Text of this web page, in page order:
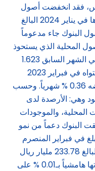
فقد انخفضت أصول
البنوك التجارية 0.24 % قياساً بمستواها في يناير 2024 البالغ
البنوك جاء مدعوماً
المحلية الذي يستحوذ
على النصيب الأكبر من الأصول وبلغ في الشهر السابق 1.623
تريليون ريال، بزيادة 5.57 % على مستواه في فبراير 2023
البالغ 1.537 تريليون ريال، رغم انخفاضه 0.36 % شهرياً. وحسب
فإن الأصول المحلية تضم 5 بنود وهي: الأرصدة لدى
المحلية، والموجودات
البنوك دعماً من نمو
سنوياً بنحو 14.12 % لتبلغ في فبراير المنصرم
266.78 مليار ريال، قياساً بمستواها البالغ 233.78 مليار ريال
بالشهر ذاته من العام السابق، مع زيادتها هامشياً بـ0.01 % على